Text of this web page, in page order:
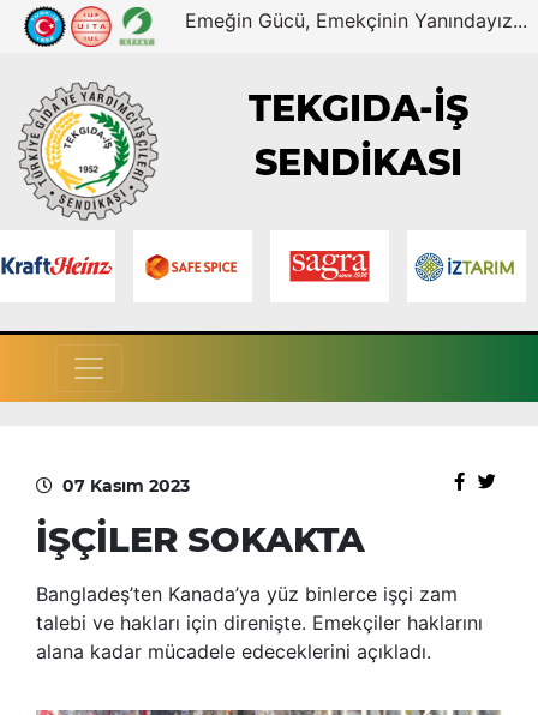
Emeğin Gücü, Emekçinin Yanındayız...
TEKGIDA-İŞ
SENDİKASI
07 Kasım 2023
İŞÇİLER SOKAKTA
Bangladeş’ten Kanada’ya yüz binlerce işçi zam
talebi ve hakları için direnişte. Emekçiler haklarını
alana kadar mücadele edeceklerini açıkladı.